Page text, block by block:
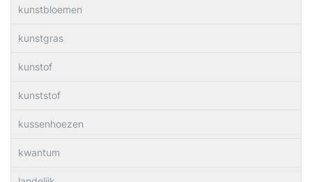
kunstbloemen
kunstgras
kunstof
kunststof
kussenhoezen
kwantum